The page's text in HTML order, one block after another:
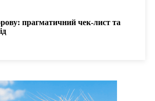
прагматичний чек-лист та